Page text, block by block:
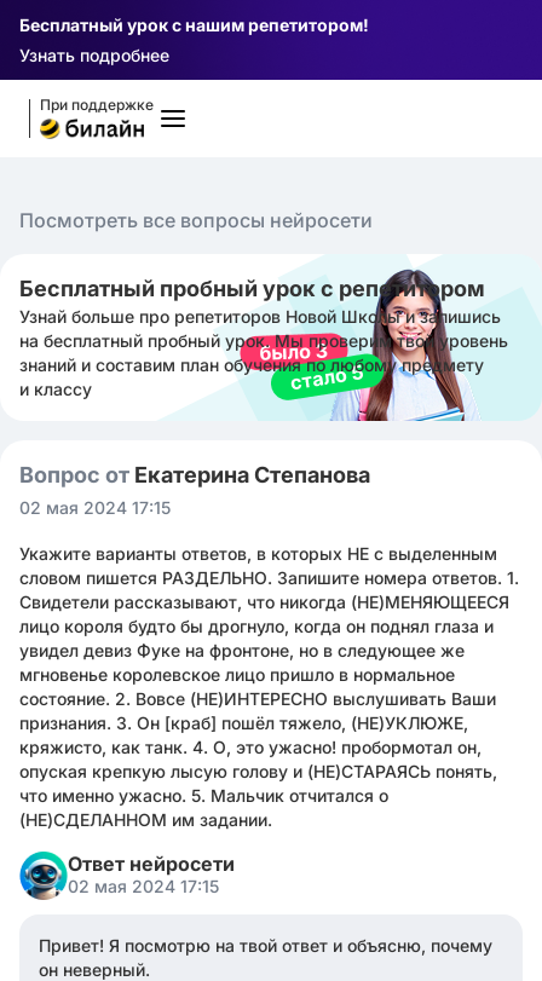
Бесплатный урок с нашим репетитором!
Узнать подробнее
При поддержке
Посмотреть все вопросы нейросети
Бесплатный пробный урок с репетитором
Узнай больше про репетиторов Новой Школы и запишись
на бесплатный пробный урок. Мы проверим твой уровень
знаний и составим план обучения по любому предмету
и классу
Вопрос от Екатерина Степанова
02 мая 2024 17:15
Укажите варианты ответов, в которых НЕ с выделенным
словом пишется РАЗДЕЛЬНО. Запишите номера ответов. 1.
Свидетели рассказывают, что никогда (НЕ)МЕНЯЮЩЕЕСЯ
лицо короля будто бы дрогнуло, когда он поднял глаза и
увидел девиз Фуке на фронтоне, но в следующее же
мгновенье королевское лицо пришло в нормальное
состояние. 2. Вовсе (НЕ)ИНТЕРЕСНО выслушивать Ваши
признания. 3. Он [краб] пошёл тяжело, (НЕ)УКЛЮЖЕ,
кряжисто, как танк. 4. О, это ужасно! пробормотал он,
опуская крепкую лысую голову и (НЕ)СТАРАЯСЬ понять,
что именно ужасно. 5. Мальчик отчитался о
(НЕ)СДЕЛАННОМ им задании.
Ответ нейросети
02 мая 2024 17:15
Привет! Я посмотрю на твой ответ и объясню, почему
он неверный.